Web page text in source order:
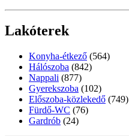
Lakóterek
Konyha-étkező (564)
Hálószoba (842)
Nappali (877)
Gyerekszoba (102)
Előszoba-közlekedő (749)
Fürdő-WC (76)
Gardrób (24)